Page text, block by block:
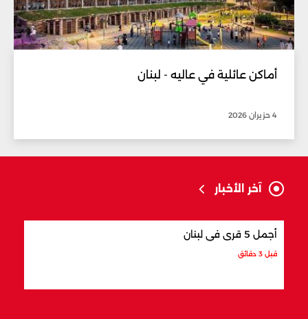
أماكن عائلية في عاليه - لبنان
4 حزيران 2026
آخر الأخبار
أجمل 5 قرى في لبنان
قبل 3 دقائق